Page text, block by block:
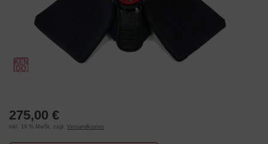
275,00 €
inkl. 19 % MwSt. zzgl. Versandkosten